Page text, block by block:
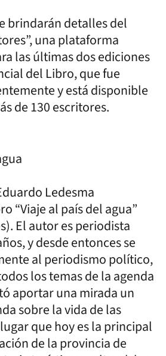
brindarán detalles del
una plataforma
las últimas dos ediciones
del Libro, que fue
y está disponible
de 130 escritores.
Ledesma
“Viaje al país del agua”
El autor es periodista
y desde entonces se
al periodismo político,
los temas de la agenda
aportar una mirada un
sobre la vida de las
que hoy es la principal
de la provincia de